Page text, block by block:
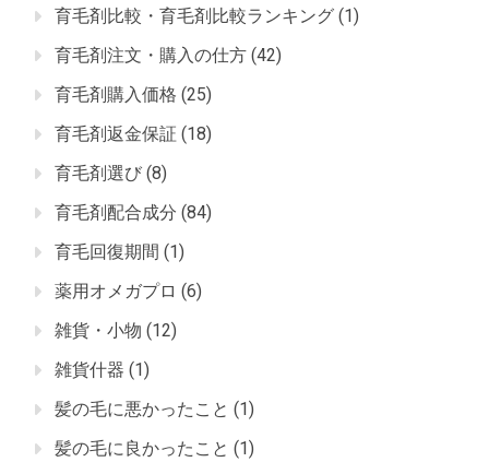
育毛剤比較・育毛剤比較ランキング (1)
育毛剤注文・購入の仕方 (42)
育毛剤購入価格 (25)
育毛剤返金保証 (18)
育毛剤選び (8)
育毛剤配合成分 (84)
育毛回復期間 (1)
薬用オメガプロ (6)
雑貨・小物 (12)
雑貨什器 (1)
髪の毛に悪かったこと (1)
髪の毛に良かったこと (1)